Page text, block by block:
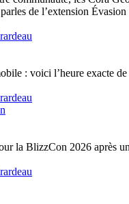
de l’extension
: voici l’heure exacte de
la BlizzCon 2026 après